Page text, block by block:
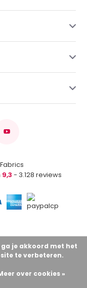
9,3 - 3.128 reviews
je akkoord met het
te verbeteren.
over cookies »